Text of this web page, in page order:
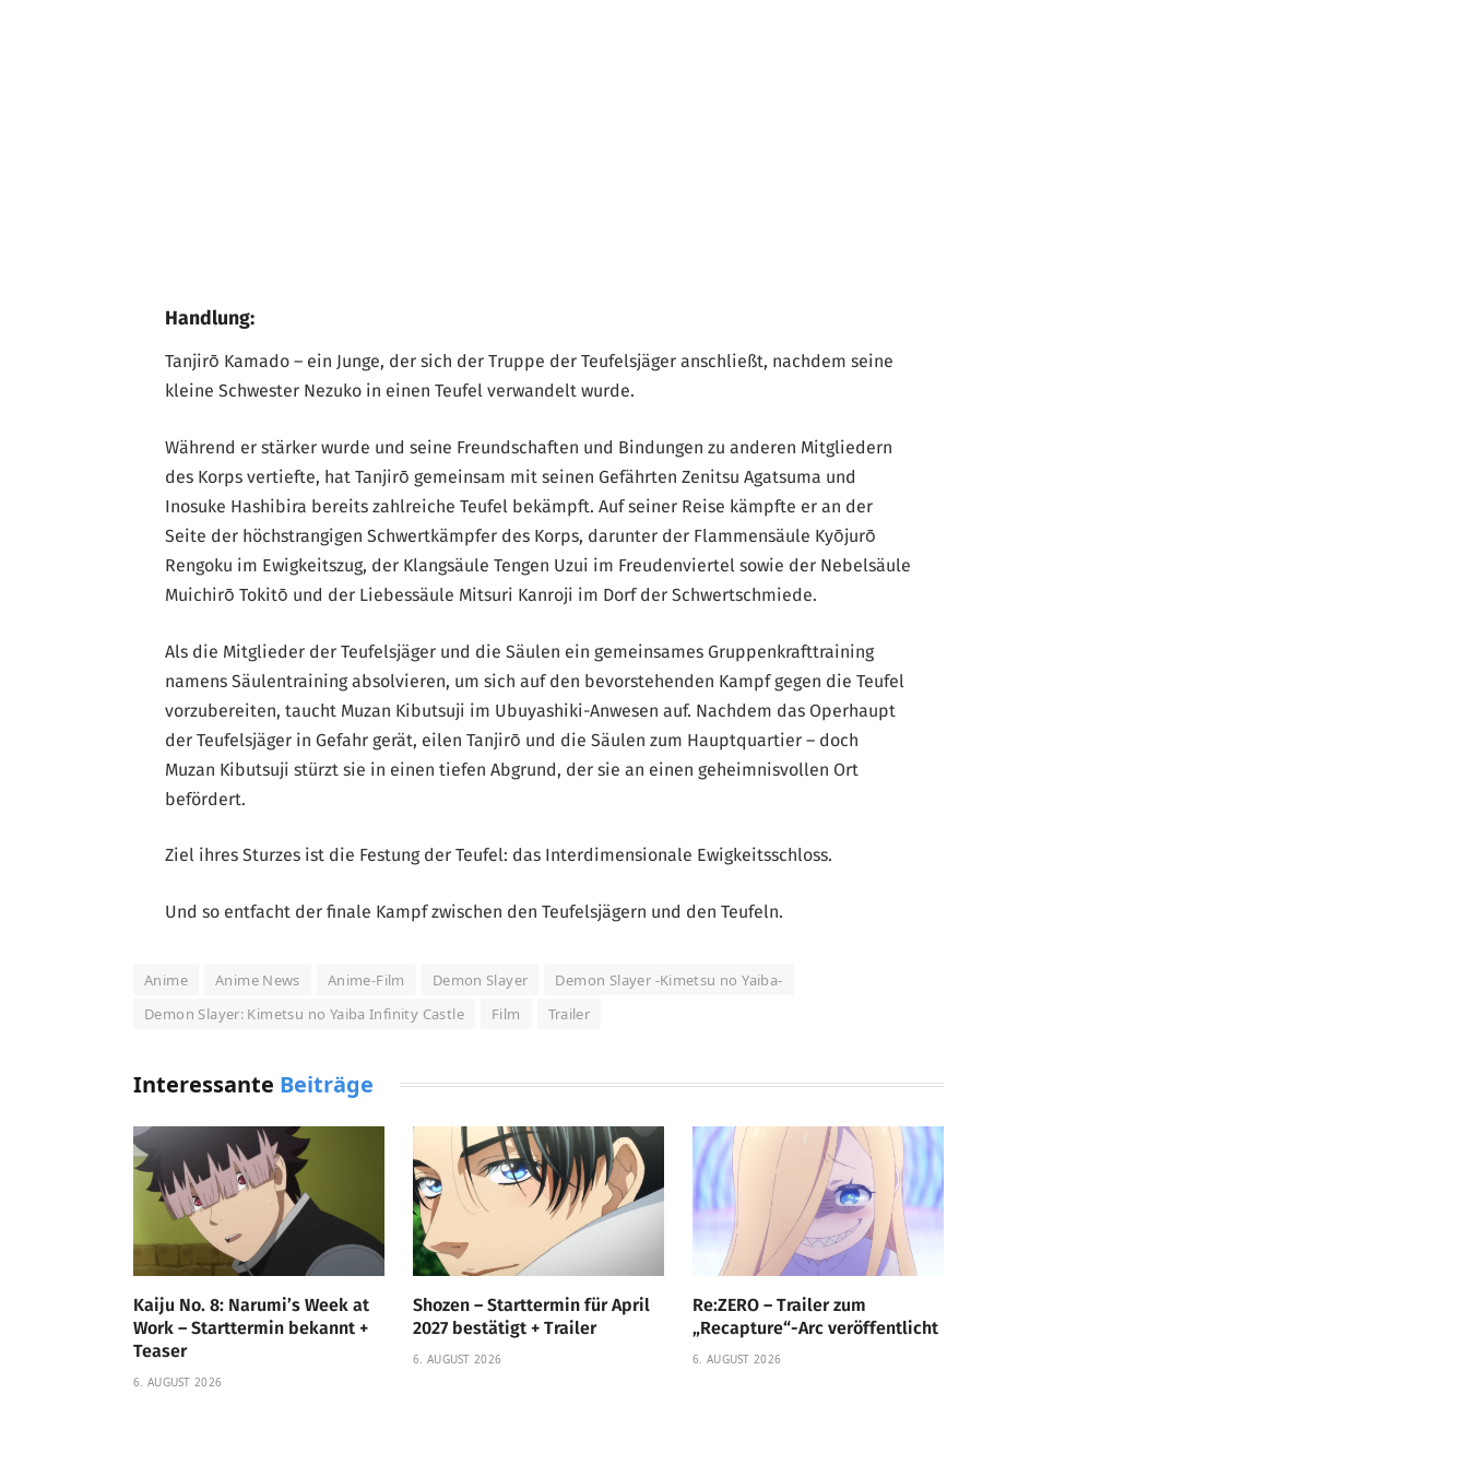
Handlung:
Tanjirō Kamado – ein Junge, der sich der Truppe der Teufelsjäger anschließt, nachdem seine
kleine Schwester Nezuko in einen Teufel verwandelt wurde.
Während er stärker wurde und seine Freundschaften und Bindungen zu anderen Mitgliedern
des Korps vertiefte, hat Tanjirō gemeinsam mit seinen Gefährten Zenitsu Agatsuma und
Inosuke Hashibira bereits zahlreiche Teufel bekämpft. Auf seiner Reise kämpfte er an der
Seite der höchstrangigen Schwertkämpfer des Korps, darunter der Flammensäule Kyōjurō
Rengoku im Ewigkeitszug, der Klangsäule Tengen Uzui im Freudenviertel sowie der Nebelsäule
Muichirō Tokitō und der Liebessäule Mitsuri Kanroji im Dorf der Schwertschmiede.
Als die Mitglieder der Teufelsjäger und die Säulen ein gemeinsames Gruppenkrafttraining
namens Säulentraining absolvieren, um sich auf den bevorstehenden Kampf gegen die Teufel
vorzubereiten, taucht Muzan Kibutsuji im Ubuyashiki-Anwesen auf. Nachdem das Operhaupt
der Teufelsjäger in Gefahr gerät, eilen Tanjirō und die Säulen zum Hauptquartier – doch
Muzan Kibutsuji stürzt sie in einen tiefen Abgrund, der sie an einen geheimnisvollen Ort
befördert.
Ziel ihres Sturzes ist die Festung der Teufel: das Interdimensionale Ewigkeitsschloss.
Und so entfacht der finale Kampf zwischen den Teufelsjägern und den Teufeln.
Anime Anime News Anime-Film Demon Slayer
Demon Slayer -Kimetsu no Yaiba-
Demon Slayer: Kimetsu no Yaiba Infinity Castle
Film Trailer
Interessante Beiträge
Kaiju No. 8: Narumi’s Week at
Work – Starttermin bekannt +
Teaser
6. AUGUST 2026
Shozen – Starttermin für April
2027 bestätigt + Trailer
6. AUGUST 2026
Re:ZERO – Trailer zum
„Recapture“-Arc veröffentlicht
6. AUGUST 2026